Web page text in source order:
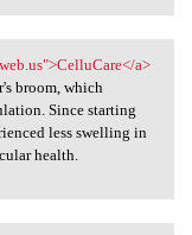
a>
broom, which
Since starting
less swelling in
health.